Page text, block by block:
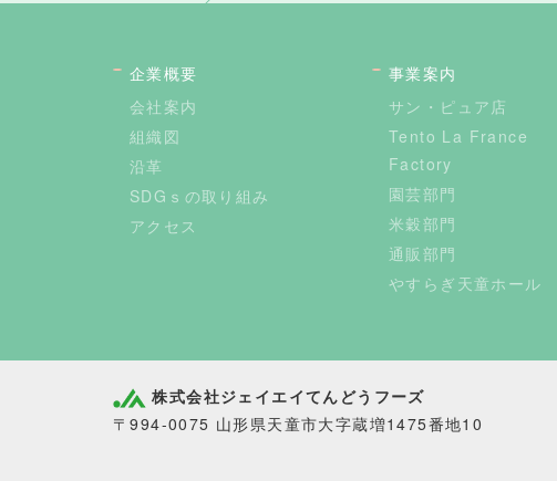
企業概要
会社案内
組織図
沿革
SDGｓの取り組み
アクセス
事業案内
サン・ピュア店
Tento La France
Factory
園芸部門
米穀部門
通販部門
やすらぎ天童ホール
株式会社ジェイエイてんどうフーズ
〒994-0075 山形県天童市大字蔵増1475番地10